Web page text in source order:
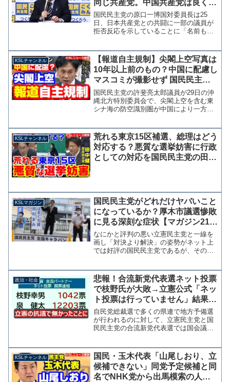
同じ共産党。中国共産党は良くて
日本共産党はならぬ理由を明確に
できますか？」
国民民主党の原口一博国対委員長は25
日、日本共産党との共闘に一部の議員が
拒否反応を示していることに「名前も同
きますか？」と両党を同一視する投稿を
行った。日本共産党は中国...
KSLチャンネル
【報道自主規制】尖閣上空写真は
10年以上前のもの？中国に配慮し
マスコミが撮影せず 国民民主
党・許斐亮太郎議員が指摘【KSL
チャンネル】
国民民主党の許斐亮太郎議員が29日の沖
縄北方特別委員会で、尖閣上空を含む東
シナ海の防空識別圏が中国により一方的
問題について取り上げています。尖閣支
配の既成事実化 この方...
KSLチャンネル
荒れる東京15区補選、総理はどう
対応する？悪質な選挙妨害に行政
としての対応を国民民主党の田中
KSLマガジン
国民民主党がどれだけヤバいこと
になっているか？厚木市議選惨敗
に見る深刻な症状【マガジン218
号】
なにかと評判の悪い立憲民主党と一線を
画し「対決より解決」の姿勢がネット上
では好評の国民民主党であるが、その一
心な支持者からも不満の声が上がってい
る。 地方選においても同...
政治・社会
悲報！合流新党代表選ネット投票
で枝野氏が大敗→立憲公式「ネッ
ト投票は行っていません」結果を
受け入れず無かったことにする模
様
自民党総裁選で多くの県連で地方予備選
が行われるのに対して、立憲民主党と国
民民主党の合流新党代表選では国会議員
ントが代表選ネット投票を開始した。参
考：野党代表選「ネッ...
KSLチャンネル
国民・玉木代表「山尾しおり、立
候補できない」同党予定候補と同
名でNHK党から出馬模索の人物